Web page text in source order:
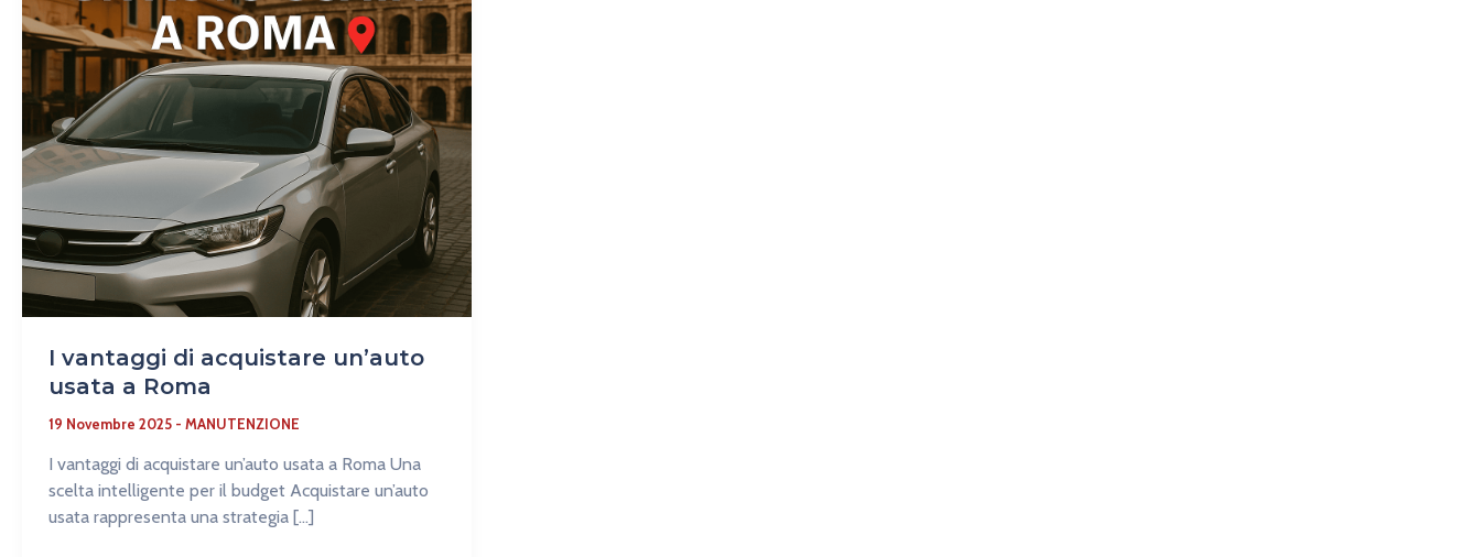
I vantaggi di acquistare un’auto
usata a Roma
19 Novembre 2025 - MANUTENZIONE
I vantaggi di acquistare un’auto usata a Roma Una
scelta intelligente per il budget Acquistare un’auto
usata rappresenta una strategia […]
usata
a
Roma